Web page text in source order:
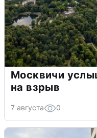
Москвичи
на взрыв
7 августа 0